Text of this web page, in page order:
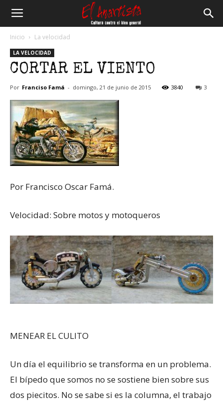
Anartista
Inicio La velocidad
LA VELOCIDAD
CORTAR EL VIENTO
Por Franciso Famá - domingo, 21 de junio de 2015 3840 3
Por Francisco Oscar Famá.
Velocidad: Sobre motos y motoqueros
MENEAR EL CULITO
Un día el equilibrio se transforma en un problema.
El bípedo que somos no se sostiene bien sobre sus
dos piecitos. No se sabe si es la columna, el trabajo